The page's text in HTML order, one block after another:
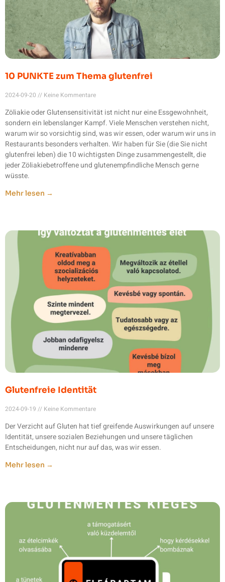
10 PUNKTE zum Thema glutenfrei
2024-09-20 Keine Kommentare
Zöliakie oder Glutensensitivität ist nicht nur eine Essgewohnheit,
sondern ein lebenslanger Kampf. Viele Menschen verstehen nicht,
warum wir so vorsichtig sind, was wir essen, oder warum wir uns in
Restaurants besonders verhalten. Wir haben für Sie (die Sie nicht
glutenfrei leben) die 10 wichtigsten Dinge zusammengestellt, die
jeder Zöliakiebetroffene und glutenempfindliche Mensch gerne
wüsste.
Mehr lesen →
Glutenfreie Identität
2024-09-19 Keine Kommentare
Der Verzicht auf Gluten hat tief greifende Auswirkungen auf unsere
Identität, unsere sozialen Beziehungen und unsere täglichen
Entscheidungen, nicht nur auf das, was wir essen.
Mehr lesen →